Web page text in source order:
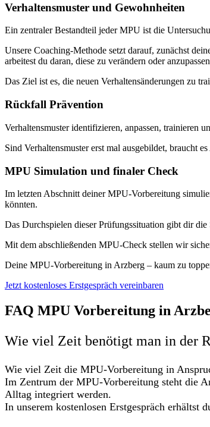
Verhaltensmuster und Gewohnheiten
Ein zentraler Bestandteil jeder MPU ist die
Unsere Coaching-Methode setzt darauf, zunächst
arbeitest du daran, diese zu verändern oder
Das Ziel ist es, die neuen Verhaltensänderungen zu
Rückfall Prävention
Verhaltensmuster identifizieren, anpassen, trainieren
Sind Verhaltensmuster erst mal ausgebildet, braucht
MPU Simulation und finaler Check
Im letzten Abschnitt deiner MPU-Vorbereitung
könnten.
Das Durchspielen dieser Prüfungssituation gibt dir
Mit dem abschließenden MPU-Check stellen wir
Deine MPU-Vorbereitung in Arzberg – kaum zu
Jetzt kostenloses Erstgespräch vereinbaren
FAQ MPU Vorbereitung in
Wie viel Zeit benötigt man in der
Wie viel Zeit die MPU-Vorbereitung in
Im Zentrum der MPU-Vorbereitung steht die
Alltag integriert werden.
In unserem kostenlosen Erstgespräch erhältst